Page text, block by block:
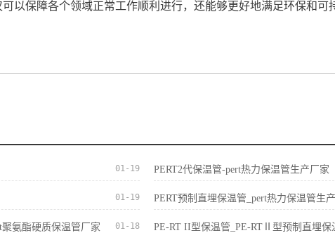
以保障各个领域正常工作顺利进行，还能够更好地满足环保和
01-19 PERT2代保温管-pert热力保温管生产厂家
01-19 PERT预制直埋保温管_pert热力保温管生
氨酯硬质保温管厂家 01-18 PE-RT II型保温管_PE-RTⅡ型预制直埋保